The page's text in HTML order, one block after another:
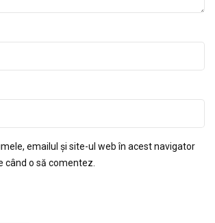
emailul și site-ul web în acest navigator
o să comentez.